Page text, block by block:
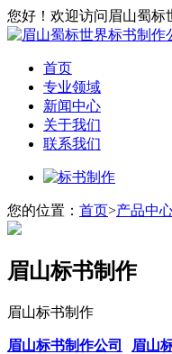
您好！欢迎访问眉山蜀标
首页
专业领域
新闻中心
关于我们
联系我们
您的位置： 首页>产品中
眉山标书制作
眉山标书制作
眉山标书制作公司 眉山